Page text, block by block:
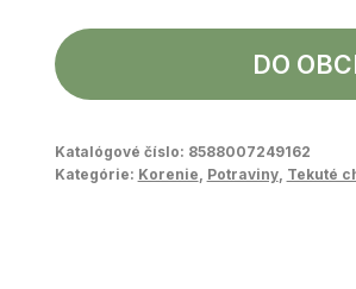
DO
Katalógové číslo: 8588007249162
Kategórie: Korenie Potraviny, Tekuté